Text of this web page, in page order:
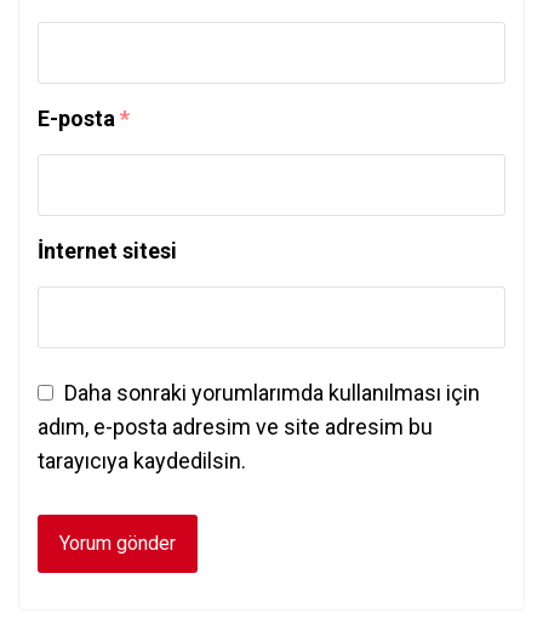
E-posta *
İnternet sitesi
Daha sonraki yorumlarımda kullanılması için
adım, e-posta adresim ve site adresim bu
tarayıcıya kaydedilsin.